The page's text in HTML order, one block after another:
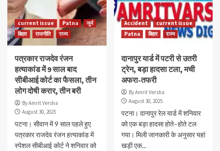
current issue Patna
जुर्म
बिहार
राजनीति राज्य
पत्रकार राजदेव रंजन
हत्याकांड में 9 साल बाद
सीबीआई कोर्ट का फैसला, तीन
लोग दोषी करार, तीन बरी
By Amrit Versha
August 30, 2025
पटना। सीवान में 9 साल पहले हुए
पत्रकार राजदेव रंजन हत्याकांड में
स्पेशल सीबीआई कोर्ट ने शनिवार को
Accident
current issue
Patna
बिहार राज्य
दानापुर यार्ड में पटरी से उतरी
ट्रेन, बड़ा हादसा टला, मची
अफरा-तफरी
By Amrit Versha
August 30, 2025
पटना। दानापुर रेल यार्ड में शनिवार
को एक बड़ा हादसा होते–होते टल
गया। मिली जानकारी के अनुसार यहां
खड़ी एक...